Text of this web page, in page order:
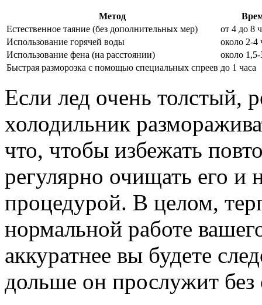
Метод
Естественное таяние (без дополнительных мер)
от 4 до 8
Использование горячей воды
около 2-4
Использование фена (на расстоянии)
около 1,5-
Быстрая разморозка с помощью специальных спреев до 1 часа
Если лед очень толстый,
холодильник
что, чтобы избежать
регулярно очищать его и
процедурой. В целом,
нормальной работе
аккуратнее вы будете
дольше он прослужит без